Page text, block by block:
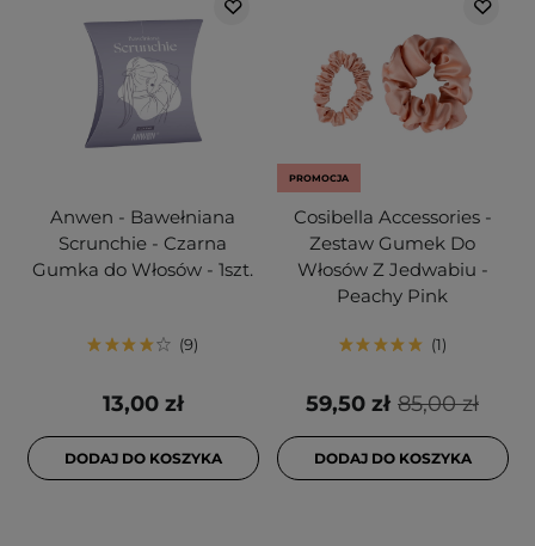
Anwen - Bawełniana
Scrunchie - Czarna
Gumka do Włosów - 1szt.
9
13,00 zł
DODAJ DO KOSZYKA
PROMOCJA
Cosibella Accessories -
Zestaw Gumek Do
Włosów Z Jedwabiu -
Peachy Pink
1
85,00 zł
59,50 zł
DODAJ DO KOSZYKA